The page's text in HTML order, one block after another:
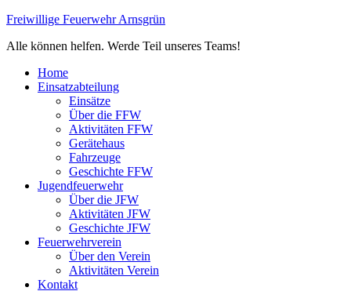
Freiwillige Feuerwehr Arnsgrün
Alle können helfen. Werde Teil unseres Teams!
Home
Einsatzabteilung
Einsätze
Über die FFW
Aktivitäten FFW
Gerätehaus
Fahrzeuge
Geschichte FFW
Jugendfeuerwehr
Über die JFW
Aktivitäten JFW
Geschichte JFW
Feuerwehrverein
Über den Verein
Aktivitäten Verein
Kontakt